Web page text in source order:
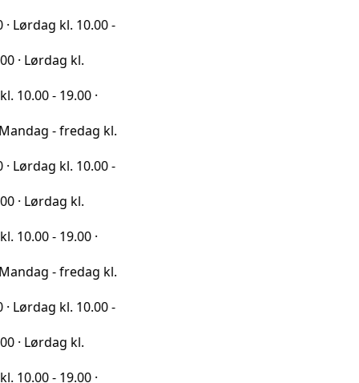
kl. 10.00 -
kl.
·
fredag kl.
kl. 10.00 -
kl.
·
fredag kl.
kl. 10.00 -
kl.
·